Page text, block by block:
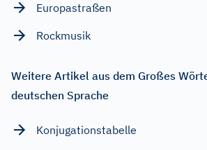
Europastraßen
Rockmusik
Weitere Artikel aus dem Großes
deutschen Sprache
Konjugationstabelle